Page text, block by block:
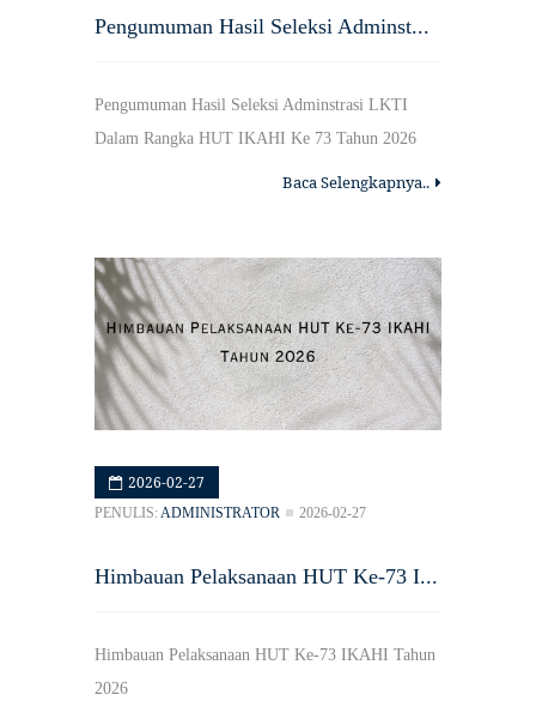
Pengumuman Hasil Seleksi Adminst...
Pengumuman Hasil Seleksi Adminstrasi LKTI
Dalam Rangka HUT IKAHI Ke 73 Tahun 2026
Baca Selengkapnya..
2026-02-27
PENULIS:ADMINISTRATOR 2026-02-27
Himbauan Pelaksanaan HUT Ke-73 I...
Himbauan Pelaksanaan HUT Ke-73 IKAHI Tahun
2026